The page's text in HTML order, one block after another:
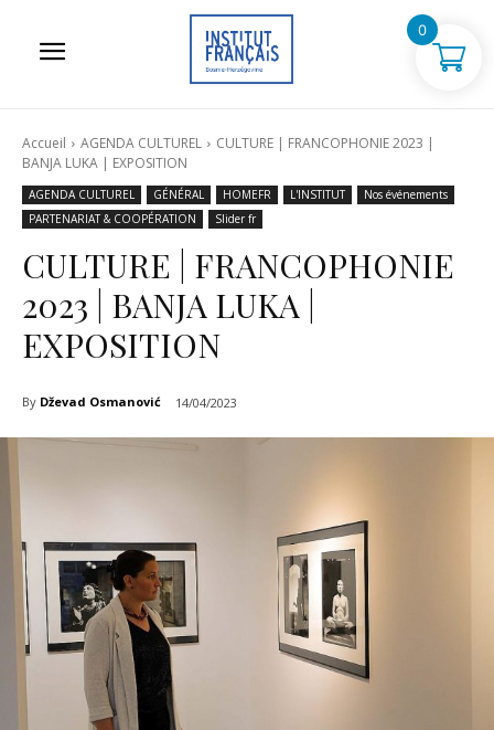
Accueil AGENDA CULTUREL
CULTURE | FRANCOPHONIE 2023 |
BANJA LUKA | EXPOSITION
AGENDA CULTUREL GÉNÉRAL HOMEFR L'INSTITUT
Nos événements
PARTENARIAT & COOPÉRATION
Slider fr
CULTURE | FRANCOPHONIE
2023 | BANJA LUKA |
EXPOSITION
By Dževad Osmanović 14/04/2023
0